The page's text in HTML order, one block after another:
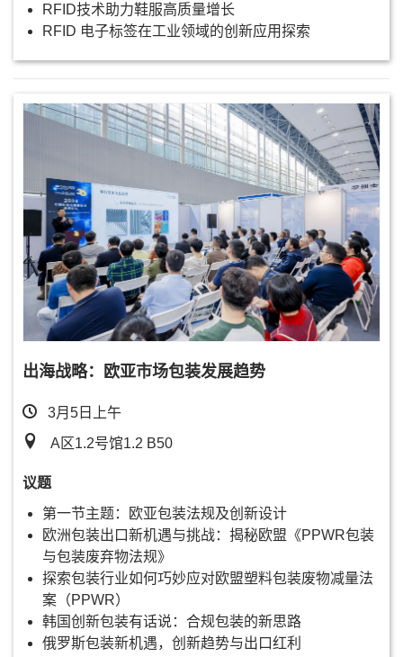
RFID技术助力鞋服高质量增长
RFID 电子标签在工业领域的创新应用探索
出海战略：欧亚市场包装发展趋势
3月5日上午
A区1.2号馆1.2 B50
议题
第一节主题：欧亚包装法规及创新设计
欧洲包装出口新机遇与挑战：揭秘欧盟《PPWR包装
与包装废弃物法规》
探索包装行业如何巧妙应对欧盟塑料包装废物减量法
案（PPWR）
韩国创新包装有话说：合规包装的新思路
俄罗斯包装新机遇，创新趋势与出口红利